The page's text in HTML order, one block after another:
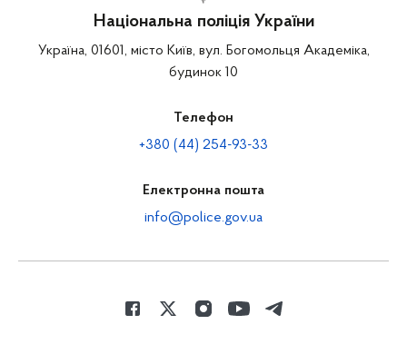
Національна поліція України
Україна, 01601, місто Київ, вул. Богомольця Академіка,
будинок 10
Телефон
+380 (44) 254-93-33
Електронна пошта
info@police.gov.ua